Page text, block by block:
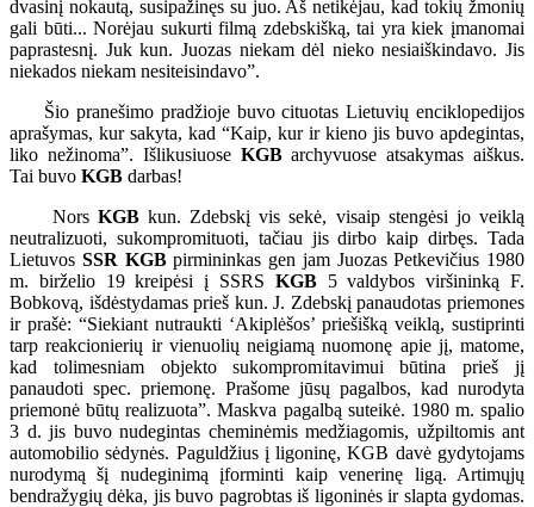
dvasinį nokautą, susipažinęs su juo. Aš netikėjau, kad tokių žmonių
gali būti... Norėjau sukurti filmą zdebskišką, tai yra kiek įmanomai
paprastesnį. Juk kun. Juozas niekam dėl nieko nesiaiškindavo. Jis
niekados niekam nesiteisindavo”.
Šio pranešimo pradžioje buvo cituotas Lietuvių enciklopedijos
aprašymas, kur sakyta, kad “Kaip, kur ir kieno jis buvo apdegintas,
liko nežinoma”. Išlikusiuose KGBarchyvuose atsakymas aiškus.
Tai buvo KGB darbas!
Nors KGBkun. Zdebskį vis sekė, visaip stengėsi jo veiklą
neutralizuoti, sukompromituoti, tačiau jis dirbo kaip dirbęs. Tada
Lietuvos SSR KGBpirmininkas gen jam Juozas Petkevičius 1980
m. birželio 19 kreipėsi į SSRS KGB 5 valdybos viršininką F.
Bobkovą, išdėstydamas prieš kun. J. Zdebskį panaudotas priemones
ir prašė: “Siekiant nutraukti ‘Akiplėšos’ priešišką veiklą, sustiprinti
tarp reakcionierių ir vienuolių neigiamą nuomonę apie jį, matome,
kad tolimesniam objekto sukompromitavimui būtina prieš jį
panaudoti spec. priemonę. Prašome jūsų pagalbos, kad nurodyta
priemonė būtų realizuota”. Maskva pagalbą suteikė. 1980 m. spalio
3 d. jis buvo nudegintas cheminėmis medžiagomis, užpiltomis ant
automobilio sėdynės. Paguldžius į ligoninę, KGB davė gydytojams
nurodymą šį nudeginimą įforminti kaip venerinę ligą. Artimųjų
bendražygių dėka, jis buvo pagrobtas iš ligoninės ir slapta gydomas.